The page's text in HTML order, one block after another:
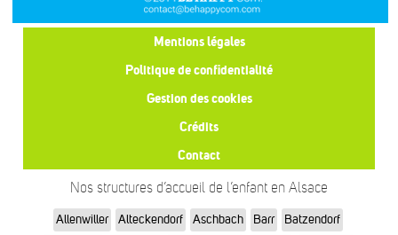
Mentions légales
Politique de confidentialité
Gestion des cookies
Crédits
Contact
Nos structures d’accueil de l’enfant en Alsace
Allenwiller Alteckendorf Aschbach Barr
Batzendorf